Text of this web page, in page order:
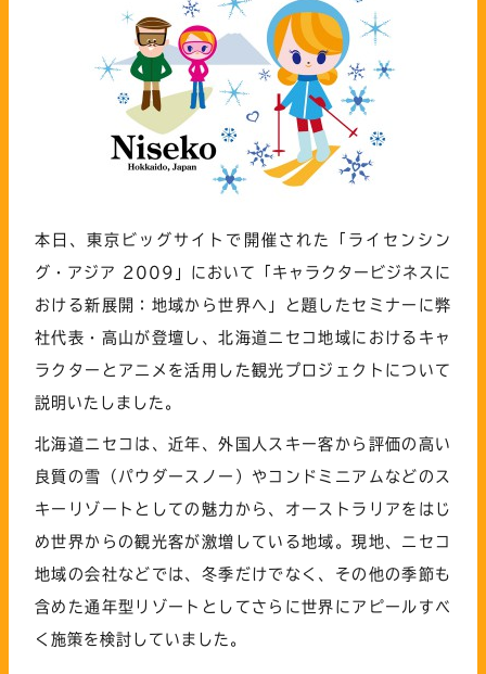
本日、東京ビッグサイトで開催された「ライセンシン
グ・アジア 2009」において「キャラクタービジネスに
おける新展開：地域から世界へ」と題したセミナーに弊
社代表・高山が登壇し、北海道ニセコ地域におけるキャ
ラクターとアニメを活用した観光プロジェクトについて
説明いたしました。
北海道ニセコは、近年、外国人スキー客から評価の高い
良質の雪（パウダースノー）やコンドミニアムなどのス
キーリゾートとしての魅力から、オーストラリアをはじ
め世界からの観光客が激増している地域。現地、ニセコ
地域の会社などでは、冬季だけでなく、その他の季節も
含めた通年型リゾートとしてさらに世界にアピールすべ
く施策を検討していました。